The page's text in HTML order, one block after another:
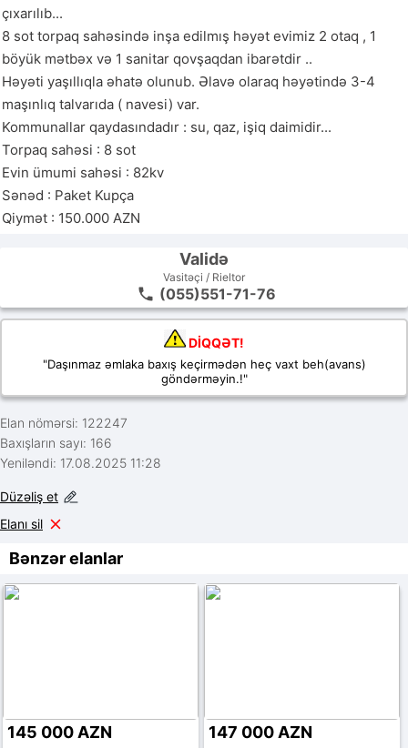
çıxarılıb...
8 sot torpaq sahəsində inşa edilmış həyət evimiz 2 otaq , 1
böyük mətbəx və 1 sanitar qovşaqdan ibarətdir ..
Həyəti yaşıllıqla əhatə olunub. Əlavə olaraq həyətində 3-4
maşınlıq talvarıda ( navesi) var.
Kommunallar qaydasındadır : su, qaz, işiq daimidir...
Torpaq sahəsi : 8 sot
Evin ümumi sahəsi : 82kv
Sənəd : Paket Kupça
Qiymət : 150.000 AZN
Validə
Vasitəçi / Rieltor
(055)551-71-76
DİQQƏT!
"Daşınmaz əmlaka baxış keçirmədən heç vaxt beh(avans)
göndərməyin.!"
Elan nömərsi: 122247
Baxışların sayı: 166
Yeniləndi: 17.08.2025 11:28
Düzəliş et
Elanı sil
Bənzər elanlar
145 000 AZN 147 000 AZN